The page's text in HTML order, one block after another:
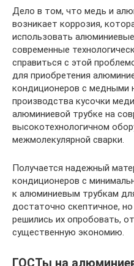
Дело в том, что медь и
возникает коррозия,
использовать
современные
справиться с этой
для приобретения
кондиционеров с медными
производства кусочки
алюминиевой трубке на
высокотехнологичном
межмолекулярной сварки.
Получается надежный
кондиционеров с
к алюминиевым трубкам
достаточно скептичное,
решились их опробовать,
существенную экономию.
ГОСТы на